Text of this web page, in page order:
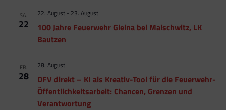
SA.
22
100 Jahre Feuerwehr Gleina bei Malschwitz, LK
Bautzen
22. August- 23. August
FR.
28
DFV direkt – KI als Kreativ-Tool für die Feuerwehr-
Öffentlichkeitsarbeit: Chancen, Grenzen und
Verantwortung
28. August